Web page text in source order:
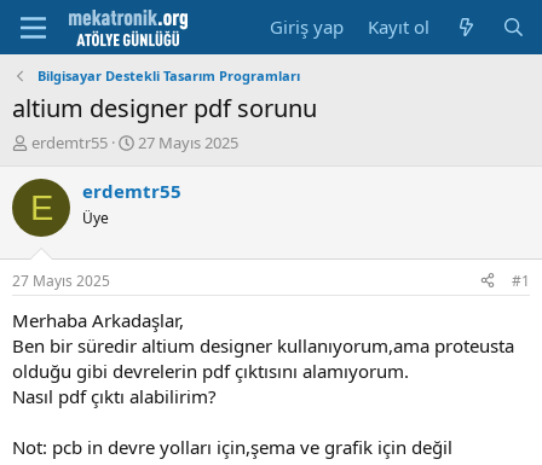
Giriş yap Kayıt ol
Bilgisayar Destekli Tasarım Programları
altium designer pdf sorunu
K
n
u
u
b
a
ş
a
t
a
erdemtr55
B
ş
t
a
h
i
27 Mayıs 2025
E erdemtr55
Üye
27 Mayıs 2025 #1
Merhaba Arkadaşlar,
Ben bir süredir altium designer kullanıyorum,ama proteusta
olduğu gibi devrelerin pdf çıktısını alamıyorum.
Nasıl pdf çıktı alabilirim?
Not: pcb in devre yolları için,şema ve grafik için değil